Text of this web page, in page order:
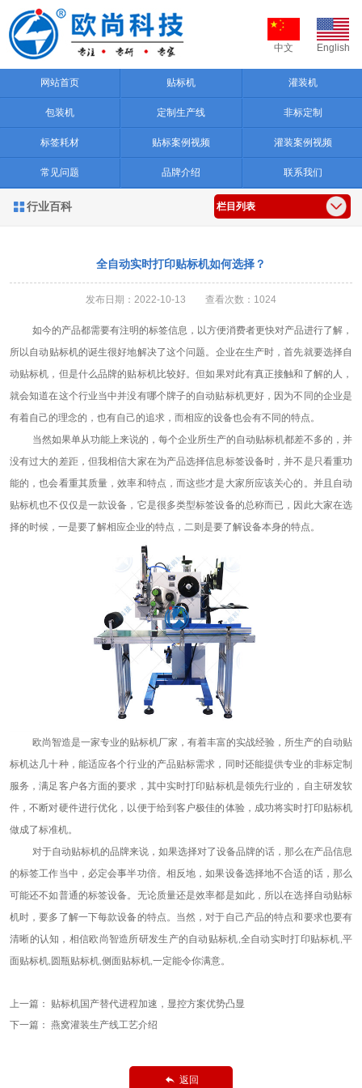
中文 English
网站首页 贴标机 灌装机
包装机 定制生产线 非标定制
标签耗材 贴标案例视频 灌装案例视频
常见问题 品牌介绍 联系我们
 行业百科 栏目列表
全自动实时打印贴标机如何选择？
发布日期：2022-10-13 查看次数：1024
如今的产品都需要有注明的标签信息，以方便消费者更快对产品进行了解，
所以自动 贴标机的诞生很好地解决了这个问题。企业在生产时，首先就要选择自
动贴标机， 但是什么品牌的贴标机比较好。但如果对此有真正接触和了解的人，
就会知道在这个行业当中并没有哪个牌子的自动贴标机更好，因为不同的企业是
有着自己的理念的，也有自己的追求，而相应的设备也会有不同的特点。
当然如果单从功能上来说的，每个企业所生产的自动贴标机都差不多的，并
没有过大的差距，但我相信大家在为产品选择信息标签设备时，并不是只看重功
能的，也会看重其质量，效率和特点，而这些才是大家所应该关心的。并且自动
贴标机也不仅仅是一款设备，它是很多类型标签设备的总称而已，因此大家在选
择的时候，一是要了解相应企业的特点，二则是要了解设备本身的特点。
欧尚智造是一家专业的贴标机厂家，有着丰富的实战经验，所生产的自动贴
标机达几十种，能适应各个行业的产品贴标需求，同时还能提供专业的非标定制
服务，满足 客户各方面的要求 ， 其中实时打印贴标机是领先行业的，自主研发软
件，不断对硬件进行优化，以便于给到客户极佳的体验，成功将实时打印贴标机
做成了标准机。
对于自动贴标机的品牌来说，如果选择对了设备品牌的话，那么在产品信息
的标签工作当中，必定会事半功倍。相反地，如果设备选择地不合适的话，那么
可能还不如普通的标签设备。无论质量还是效率都是如此，所以在选择自动贴标
机时，要多了解一下每款设备的特点。当然，对于自己产品的特点和要求也要有
清晰的认知，相信欧尚智造所研发生产的自动贴标机,全自动实时打印贴标机,平
面贴标机,圆瓶贴标机,侧面贴标机,一定能令你满意。
上一篇： 贴标机国产替代进程加速，显控方案优势凸显
下一篇： 燕窝灌装生产线工艺介绍
 返回